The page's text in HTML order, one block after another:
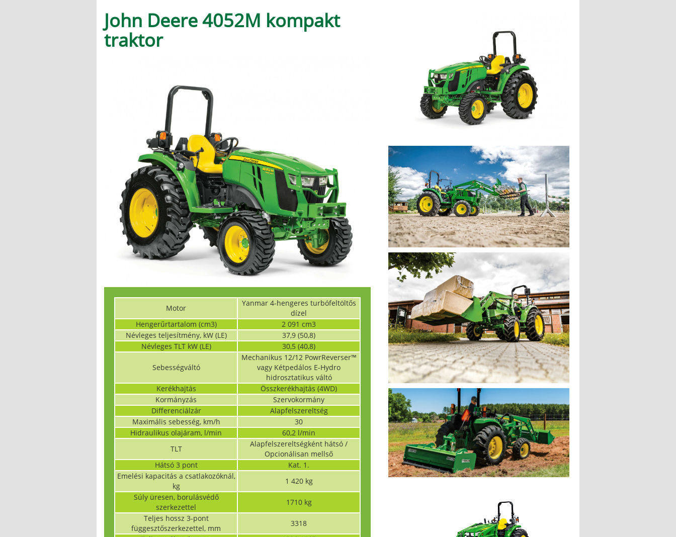
John Deere 4052M kompakt
traktor
Motor
Yanmar 4-hengeres turbófeltöltős
dízel
Hengerűrtartalom (cm3)
2 091 cm3
Névleges teljesítmény, kW (LE)
37,9 (50,8)
Névleges TLT kW (LE)
30,5 (40,8)
Sebességváltó
Mechanikus 12/12 PowrReverser™
vagy Kétpedálos E-Hydro
hidrosztatikus váltó
Kerékhajtás
Összkerékhajtás (4WD)
Kormányzás
Szervokormány
Differenciálzár
Alapfelszereltség
Maximális sebesség, km/h
30
Hidraulikus olajáram, l/min
60,2 l/min
TLT
Alapfelszereltségként hátsó /
Opcionálisan mellső
Hátsó 3 pont
Kat. 1.
Emelési kapacitás a csatlakozóknál,
kg
1 420 kg
Súly üresen, borulásvédő
szerkezettel
1710 kg
Teljes hossz 3-pont
függesztőszerkezettel, mm
3318